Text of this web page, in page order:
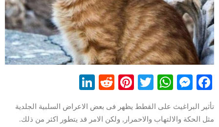
Facebook
Messenger
WhatsApp
Twitter
Pinterest
Reddit
تأثير البراغيث على القطط يظهر فى بعض الاعراض السلبية الجلدية
مثل الحكة والالتهاب والاحمرار, ولكن الامر قد يتطور اكثر من ذلك.